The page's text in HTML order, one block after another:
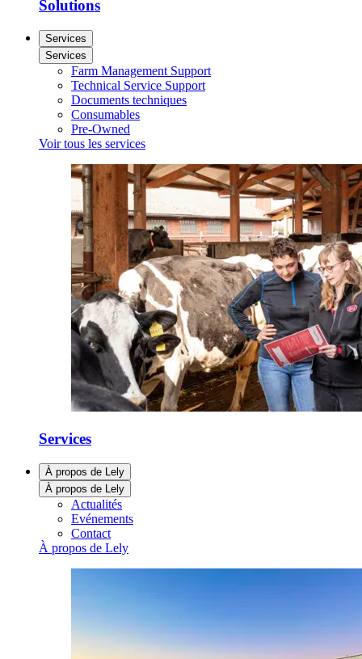
Solutions
Services
Services
Farm Management Support
Technical Service Support
Documents techniques
Consumables
Pre-Owned
Voir tous les services
Services
À propos de Lely
À propos de Lely
Actualités
Evénements
Contact
À propos de Lely